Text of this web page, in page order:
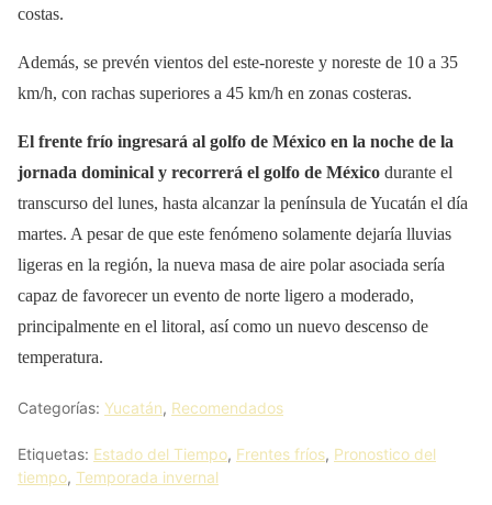
costas.
Además, se prevén vientos del este-noreste y noreste de 10 a 35
km/h, con rachas superiores a 45 km/h en zonas costeras.
El frente frío ingresará al golfo de México en la noche de la
jornada dominical y recorrerá el golfo de México durante el
transcurso del lunes, hasta alcanzar la península de Yucatán el día
martes. A pesar de que este fenómeno solamente dejaría lluvias
ligeras en la región, la nueva masa de aire polar asociada sería
capaz de favorecer un evento de norte ligero a moderado,
principalmente en el litoral, así como un nuevo descenso de
temperatura.
Categorías: Yucatán, Recomendados
Etiquetas: Estado del Tiempo, Frentes fríos, Pronostico del
tiempo, Temporada invernal